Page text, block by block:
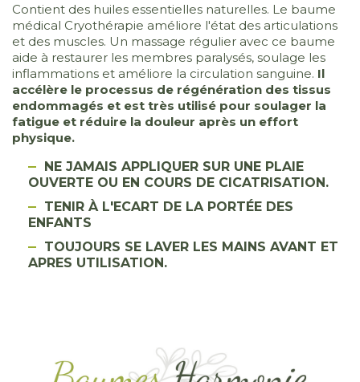
Contient des huiles essentielles naturelles. Le baume
médical Cryothérapie améliore l'état des articulations
et des muscles. Un massage régulier avec ce baume
aide à restaurer les membres paralysés, soulage les
inflammations et améliore la circulation sanguine. Il
accélère le processus de régénération des tissus
endommagés et est très utilisé pour soulager la
fatigue et réduire la douleur après un effort
physique.
NE JAMAIS APPLIQUER SUR UNE PLAIE
OUVERTE OU EN COURS DE CICATRISATION.
TENIR À L'ECART DE LA PORTÉE DES
ENFANTS
TOUJOURS SE LAVER LES MAINS AVANT ET
APRES UTILISATION.